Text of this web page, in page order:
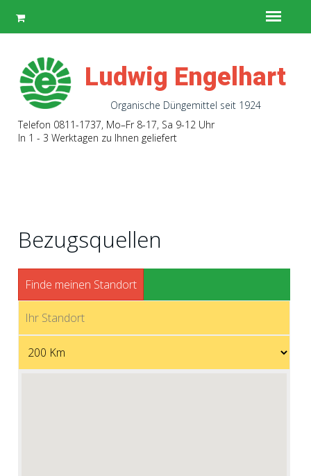
Ludwig Engelhart
Organische Düngemittel seit 1924
Telefon 0811-1737, Mo–Fr 8-17, Sa 9-12 Uhr
In 1 - 3 Werktagen zu Ihnen geliefert
Bezugsquellen
Finde meinen Standort